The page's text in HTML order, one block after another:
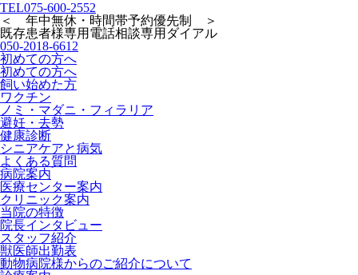
TEL075-600-2552
＜ 年中無休・時間帯予約優先制 ＞
既存患者様専用 電話相談専用ダイアル
050-2018-6612
初めての方へ
初めての方へ
飼い始めた方
ワクチン
ノミ・マダニ・フィラリア
避妊・去勢
健康診断
シニアケアと病気
よくある質問
病院案内
医療センター案内
クリニック案内
当院の特徴
院長インタビュー
スタッフ紹介
獣医師出勤表
動物病院様からのご紹介について